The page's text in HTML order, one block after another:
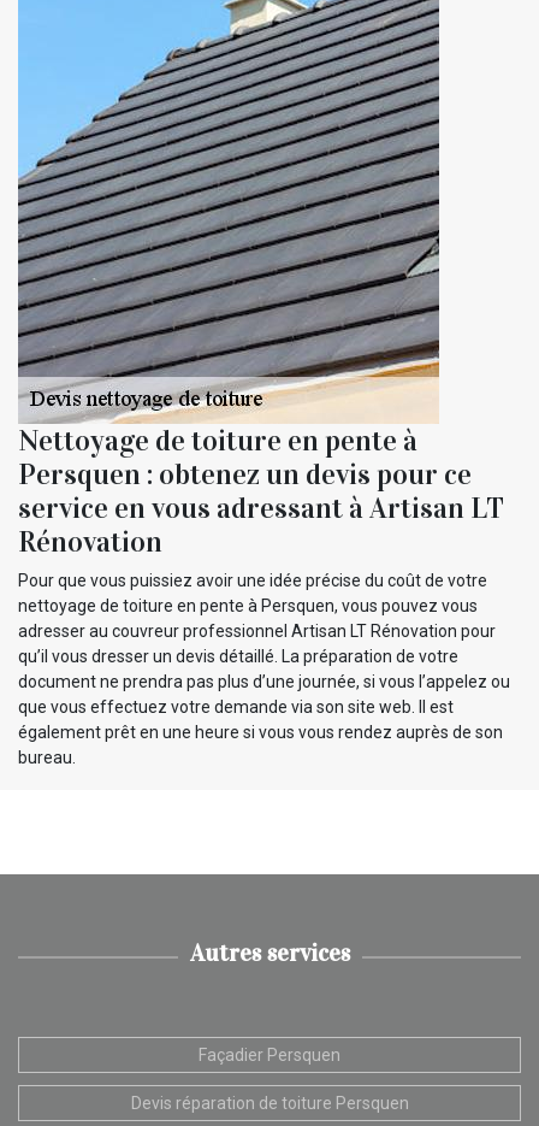
Nettoyage de toiture en pente à
Persquen : obtenez un devis pour ce
service en vous adressant à Artisan LT
Rénovation
Pour que vous puissiez avoir une idée précise du coût de votre
nettoyage de toiture en pente à Persquen, vous pouvez vous
adresser au couvreur professionnel Artisan LT Rénovation pour
qu’il vous dresser un devis détaillé. La préparation de votre
document ne prendra pas plus d’une journée, si vous l’appelez ou
que vous effectuez votre demande via son site web. Il est
également prêt en une heure si vous vous rendez auprès de son
bureau.
Autres services
Façadier Persquen
Devis réparation de toiture Persquen